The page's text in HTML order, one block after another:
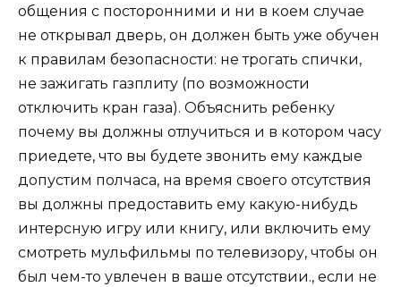
общения с посторонними и ни в коем случае
не открывал дверь, он должен быть уже обучен
к правилам безопасности: не трогать спички,
не зажигать газплиту (по возможности
отключить кран газа). Объяснить ребенку
почему вы должны отлучиться и в котором часу
приедете, что вы будете звонить ему каждые
допустим полчаса, на время своего отсутствия
вы должны предоставить ему какую-нибудь
интерсную игру или книгу, или включить ему
смотреть мульфильмы по телевизору, чтобы он
был чем-то увлечен в ваше отсутствии., если не